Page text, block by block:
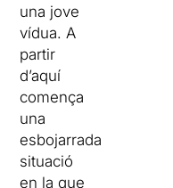
una jove
vídua. A
partir
d’aquí
comença
una
esbojarrada
situació
en la que